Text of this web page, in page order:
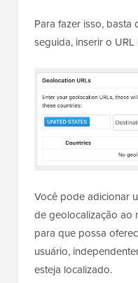
Para fazer isso,
seguida, inserir o
Você pode adicionar
de geolocalização ao
para que possa
usuário,
esteja localizado.